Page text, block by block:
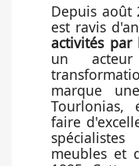
Depuis août
est ravis
activités par
un
marque
faire
meubles et